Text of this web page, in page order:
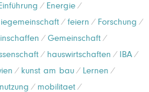
Einführung
Energie
feiern
Forschung
Gemeinschaft
hauswirtschaften
IBA
kunst am bau
Lernen
mobilitaet